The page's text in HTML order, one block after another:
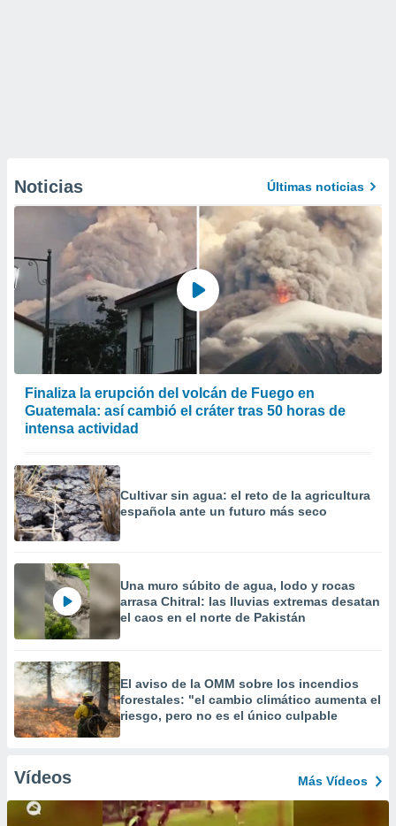
Noticias Últimas noticias
Finaliza la erupción del volcán de Fuego en
Guatemala: así cambió el cráter tras 50 horas de
intensa actividad
Cultivar sin agua: el reto de la agricultura
española ante un futuro más seco
Una muro súbito de agua, lodo y rocas
arrasa Chitral: las lluvias extremas desatan
el caos en el norte de Pakistán
El aviso de la OMM sobre los incendios
forestales: "el cambio climático aumenta el
riesgo, pero no es el único culpable
Vídeos Más Vídeos